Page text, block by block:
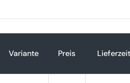
Variante Preis Lieferzeit